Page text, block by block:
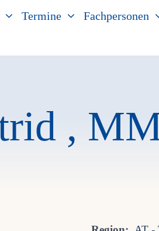
Termine Fachpersonen
,